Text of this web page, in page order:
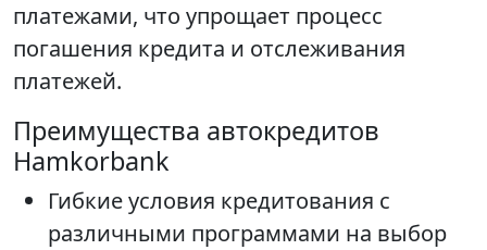
платежами, что упрощает процесс
погашения кредита и отслеживания
платежей.
Преимущества автокредитов
Hamkorbank
Гибкие условия кредитования с
различными программами на выбор